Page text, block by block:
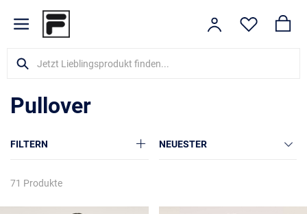
Pullover
FILTERN NEUESTER
71 Produkte